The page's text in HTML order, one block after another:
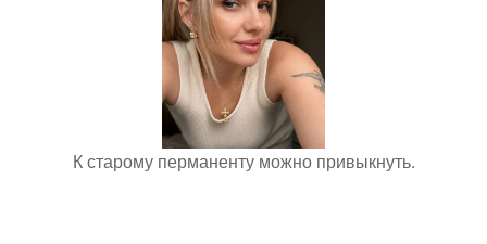
К старому перманенту можно привыкнуть.